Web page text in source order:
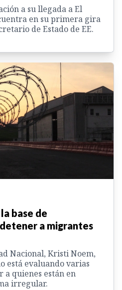
a su llegada a El
en su primera gira
de Estado de EE.
base de
a migrantes
Nacional, Kristi Noem,
está evaluando varias
a quienes están en
irregular.